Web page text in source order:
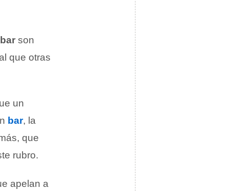
bar son
que otras
un
bar, la
que
rubro.
apelan a